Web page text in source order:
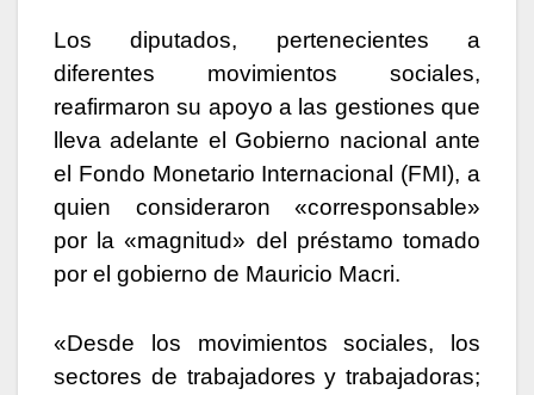
Los diputados, pertenecientes a
diferentes movimientos sociales,
reafirmaron su apoyo a las gestiones que
lleva adelante el Gobierno nacional ante
el Fondo Monetario Internacional (FMI), a
quien consideraron «corresponsable»
por la «magnitud» del préstamo tomado
por el gobierno de Mauricio Macri.
«Desde los movimientos sociales, los
sectores de trabajadores y trabajadoras;